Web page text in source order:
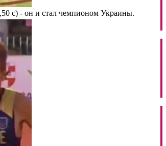
с) - он и стал чемпионом Украины.